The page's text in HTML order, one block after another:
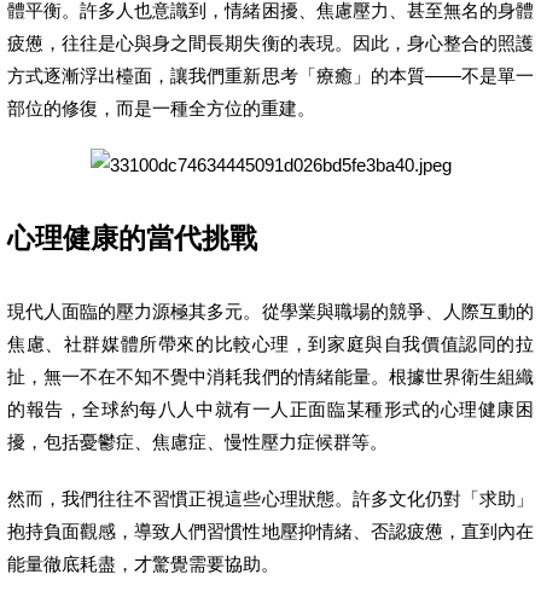
體平衡。許多人也意識到，情緒困擾、焦慮壓力、甚至無名的身體
疲憊，往往是心與身之間長期失衡的表現。因此，身心整合的照護
方式逐漸浮出檯面，讓我們重新思考「療癒」的本質——不是單一
部位的修復，而是一種全方位的重建。
心理健康的當代挑戰
現代人面臨的壓力源極其多元。從學業與職場的競爭、人際互動的
焦慮、社群媒體所帶來的比較心理，到家庭與自我價值認同的拉
扯，無一不在不知不覺中消耗我們的情緒能量。根據世界衛生組織
的報告，全球約每八人中就有一人正面臨某種形式的心理健康困
擾，包括憂鬱症、焦慮症、慢性壓力症候群等。
然而，我們往往不習慣正視這些心理狀態。許多文化仍對「求助」
抱持負面觀感，導致人們習慣性地壓抑情緒、否認疲憊，直到內在
能量徹底耗盡，才驚覺需要協助。